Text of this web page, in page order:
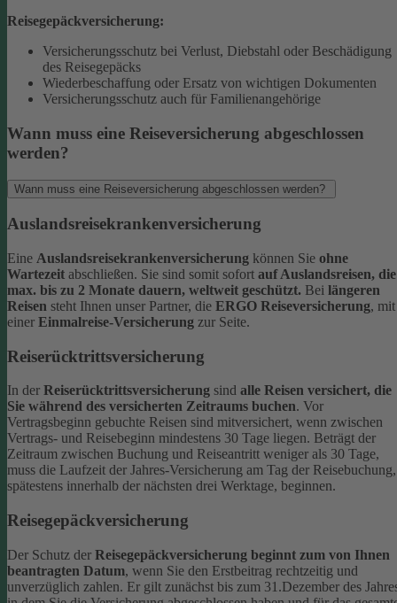
Reisegepäckversicherung:
Versicherungsschutz bei Verlust, Diebstahl oder Beschädigung
des Reisegepäcks
Wiederbeschaffung oder Ersatz von wichtigen Dokumenten
Versicherungsschutz auch für Familienangehörige
Wann muss eine Reiseversicherung abgeschlossen
werden?
Wann muss eine Reiseversicherung abgeschlossen werden?
Auslandsreisekrankenversicherung
Eine Auslandsreisekrankenversicherung können Sie ohne
Wartezeit abschließen. Sie sind somit sofort auf Auslandsreisen, die
max. bis zu 2 Monate dauern, weltweit geschützt. Bei längeren
Reisen steht Ihnen unser Partner, die ERGO Reiseversicherung, mit
einer Einmalreise-Versicherung zur Seite.
Reiserücktrittsversicherung
In der Reiserücktrittsversicherung sind alle Reisen versichert, die
Sie während des versicherten Zeitraums buchen. Vor
Vertragsbeginn gebuchte Reisen sind mitversichert, wenn zwischen
Vertrags- und Reisebeginn mindestens 30 Tage liegen. Beträgt der
Zeitraum zwischen Buchung und Reiseantritt weniger als 30 Tage,
muss die Laufzeit der Jahres-Versicherung am Tag der Reisebuchung,
spätestens innerhalb der nächsten drei Werktage, beginnen.
Reisegepäckversicherung
Der Schutz der Reisegepäckversicherung beginnt zum von Ihnen
beantragten Datum, wenn Sie den Erstbeitrag rechtzeitig und
unverzüglich zahlen. Er gilt zunächst bis zum 31.Dezember des